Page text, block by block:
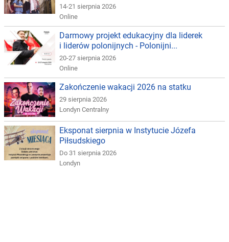
14-21 sierpnia 2026
Online
Darmowy projekt edukacyjny dla liderek
i liderów polonijnych - Polonijni...
20-27 sierpnia 2026
Online
Zakończenie wakacji 2026 na statku
29 sierpnia 2026
Londyn Centralny
Eksponat sierpnia w Instytucie Józefa
Piłsudskiego
Do 31 sierpnia 2026
Londyn